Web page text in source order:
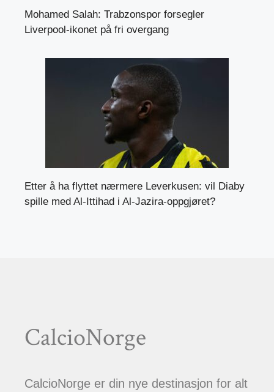
Mohamed Salah: Trabzonspor forsegler
Liverpool-ikonet på fri overgang
Etter å ha flyttet nærmere Leverkusen: vil Diaby
spille med Al-Ittihad i Al-Jazira-oppgjøret?
CalcioNorge
CalcioNorge er din nye destinasjon for alt